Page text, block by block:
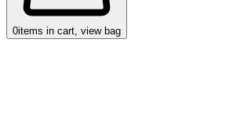
0items in cart, view bag